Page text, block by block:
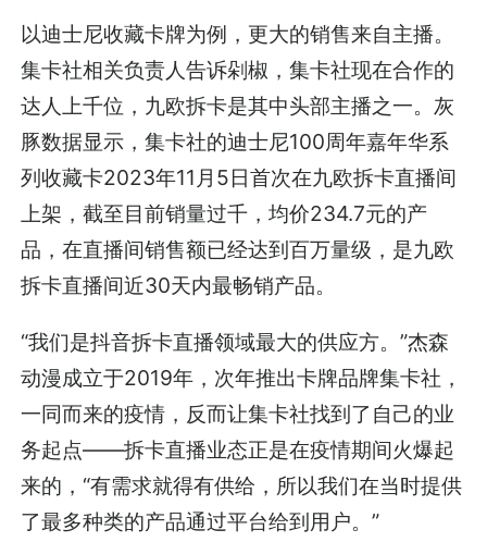
以迪士尼收藏卡牌为例，更大的销售来自主播。
集卡社相关负责人告诉剁椒，集卡社现在合作的
达人上千位，九欧拆卡是其中头部主播之一。灰
豚数据显示，集卡社的迪士尼100周年嘉年华系
列收藏卡2023年11月5日首次在九欧拆卡直播间
上架，截至目前销量过千，均价234.7元的产
品，在直播间销售额已经达到百万量级，是九欧
拆卡直播间近30天内最畅销产品。
“我们是抖音拆卡直播领域最大的供应方。”杰森
动漫成立于2019年，次年推出卡牌品牌集卡社，
一同而来的疫情，反而让集卡社找到了自己的业
务起点——拆卡直播业态正是在疫情期间火爆起
来的，“有需求就得有供给，所以我们在当时提供
了最多种类的产品通过平台给到用户。”